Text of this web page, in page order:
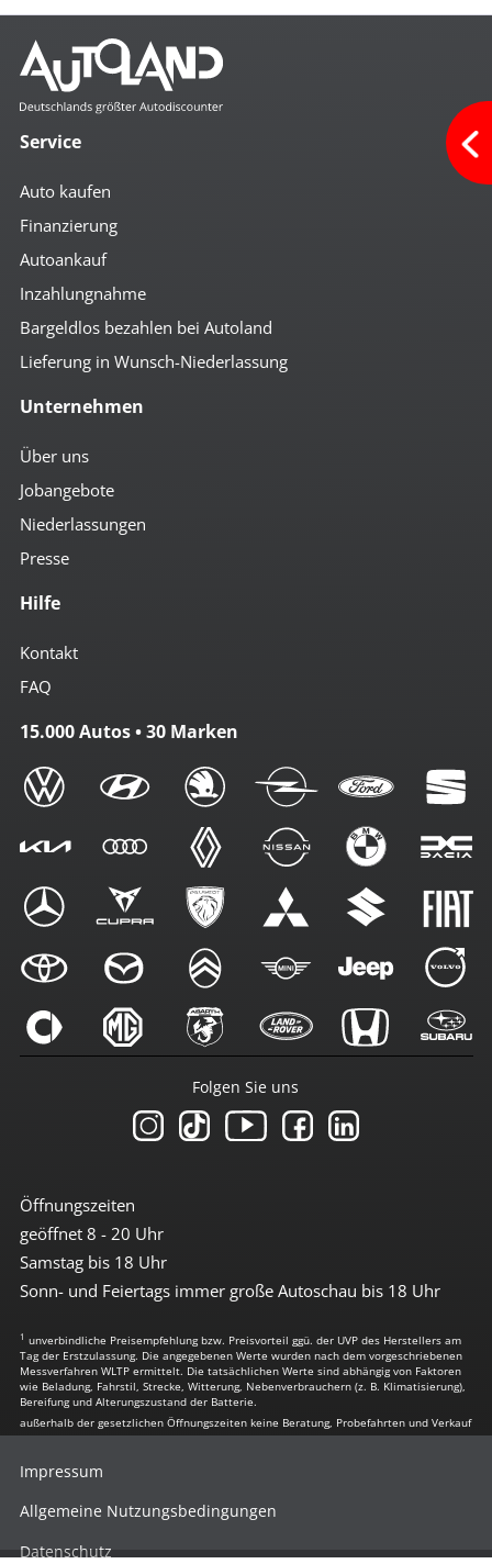
Service
Auto kaufen
Finanzierung
Autoankauf
Inzahlungnahme
Bargeldlos bezahlen bei Autoland
Lieferung in Wunsch-Niederlassung
Unternehmen
Über uns
Jobangebote
Niederlassungen
Presse
Hilfe
Kontakt
FAQ
15.000 Autos • 30 Marken
Öffnungszeiten
geöffnet 8 - 20 Uhr
Samstag bis 18 Uhr
Sonn- und Feiertags immer große Autoschau bis 18 Uhr
Folgen Sie uns
1 unverbindliche Preisempfehlung bzw. Preisvorteil ggü. der UVP des Herstellers am
Tag der Erstzulassung. Die angegebenen Werte wurden nach dem vorgeschriebenen
Messverfahren WLTP ermittelt. Die tatsächlichen Werte sind abhängig von Faktoren
wie Beladung, Fahrstil, Strecke, Witterung, Nebenverbrauchern (z. B. Klimatisierung),
Bereifung und Alterungszustand der Batterie.
außerhalb der gesetzlichen Öffnungszeiten keine Beratung, Probefahrten und Verkauf
Impressum
Allgemeine Nutzungsbedingungen
Datenschutz